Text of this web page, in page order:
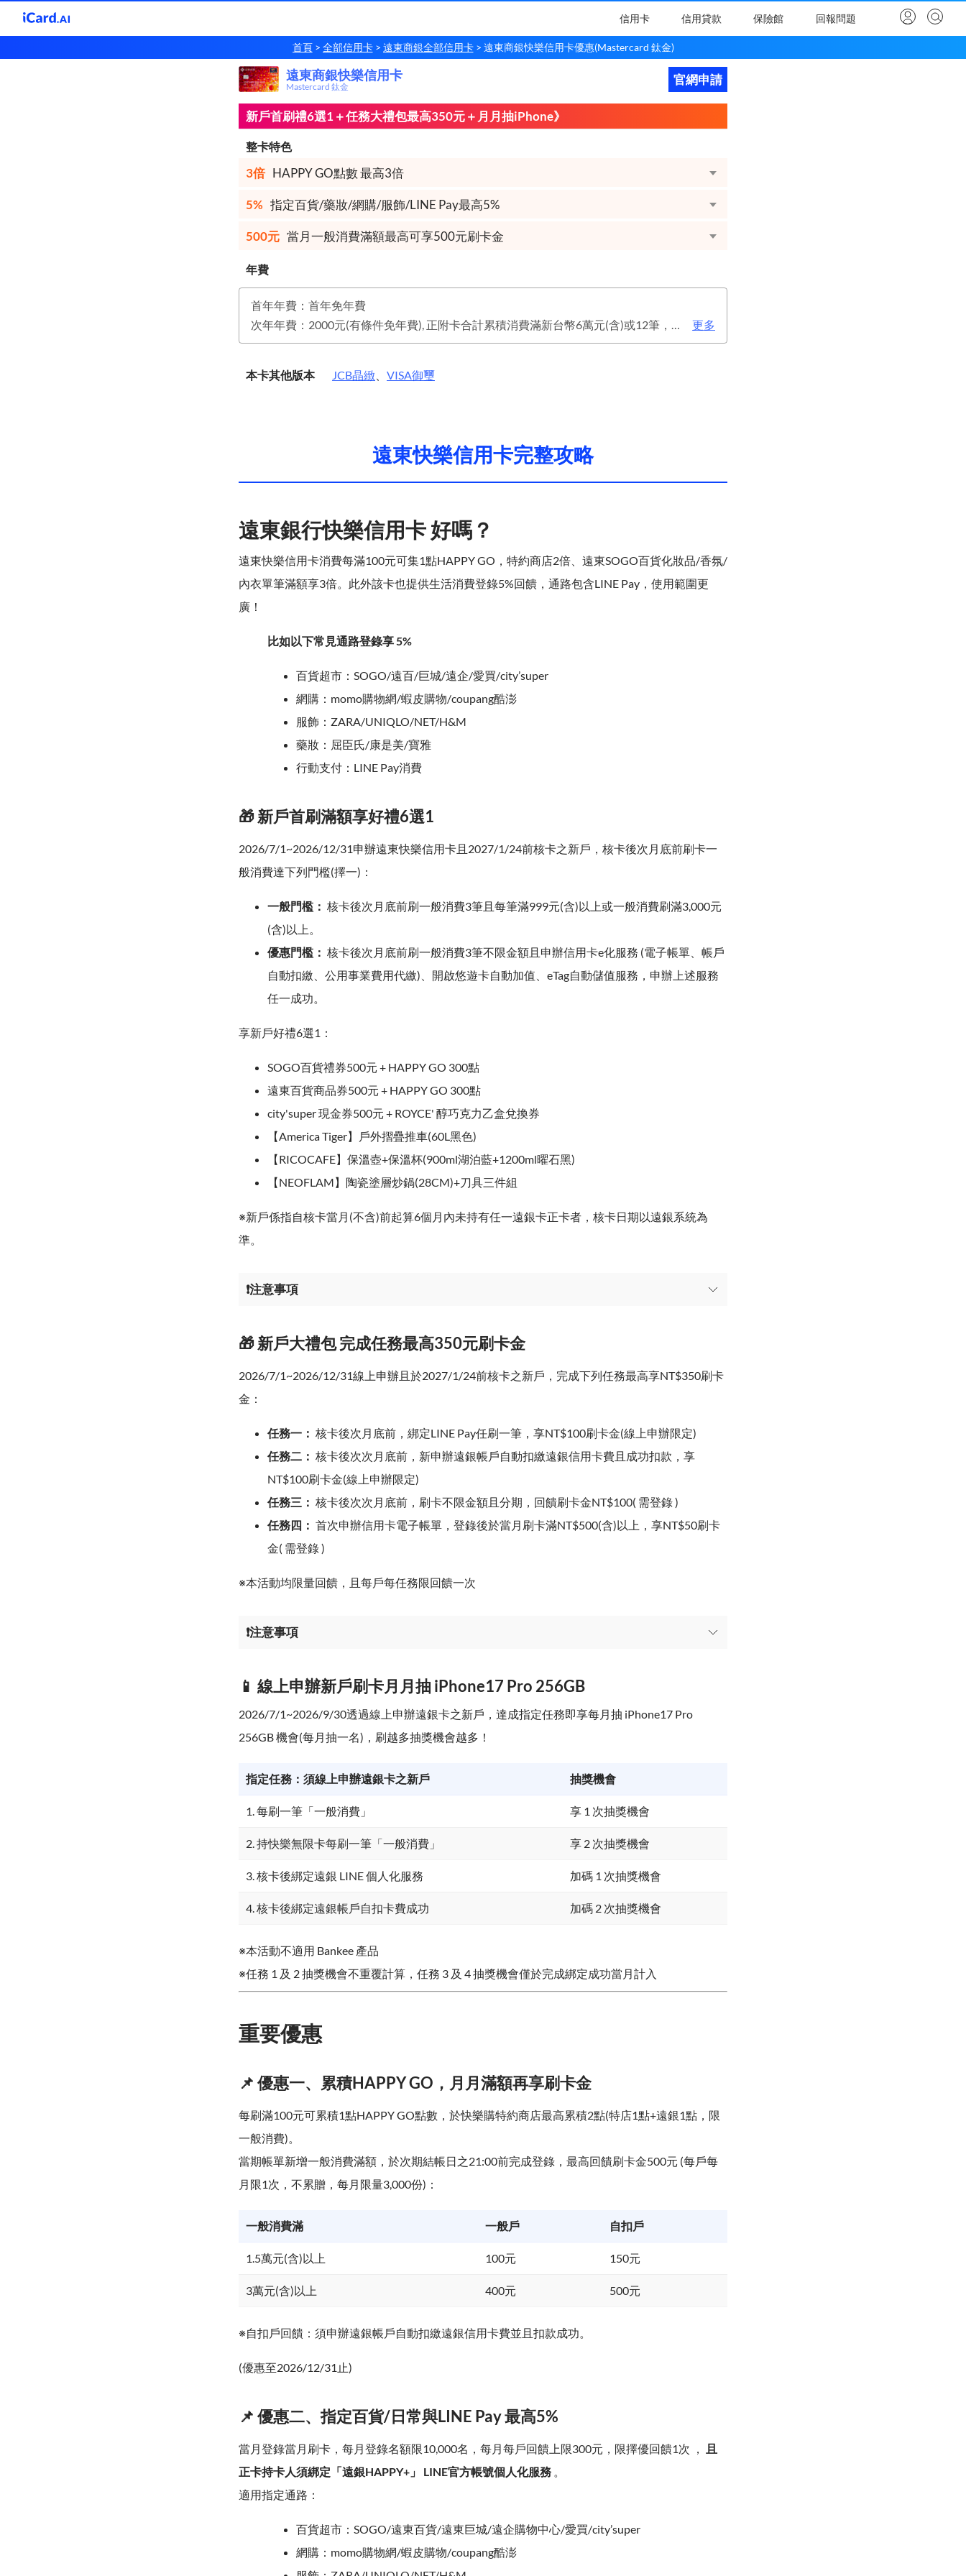
信用卡 信用貸款 保險館 回報問題
首頁 全部信用卡 遠東商銀全部信用卡 遠東商銀快樂信用卡優惠(Mastercard 鈦金)
遠東商銀快樂信用卡 立即申請
遠東商銀快樂信用卡
Mastercard 鈦金 官網申請
新戶首刷禮6選1＋任務大禮包最高350元＋月月抽iPhone》
整卡特色
3倍 HAPPY GO點數 最高3倍
5% 指定百貨/藥妝/網購/服飾/LINE Pay最高5%
500元 當月一般消費滿額最高可享500元刷卡金
年費
首年年費：首年免年費
次年年費：2000元(有條件免年費), 正附卡合計累積消費滿新台幣6萬元(含)或12筆，即享次年免年費。
更多
本卡其他版本 JCB晶緻 VISA御璽
遠東快樂信用卡完整攻略
遠東銀行快樂信用卡 好嗎？
遠東快樂信用卡消費每滿100元可集1點HAPPY GO，特約商店2倍、遠東SOGO百貨化妝品/香氛/
內衣單筆滿額享3倍。此外該卡也提供生活消費登錄5%回饋，通路包含LINE Pay，使用範圍更
廣！
比如以下常見通路登錄享 5%
百貨超市：SOGO/遠百/巨城/遠企/愛買/city’super
網購：momo購物網/蝦皮購物/coupang酷澎
服飾：ZARA/UNIQLO/NET/H&M
藥妝：屈臣氏/康是美/寶雅
行動支付：LINE Pay消費
🎁 新戶首刷滿額享好禮6選1
2026/7/1~2026/12/31申辦遠東快樂信用卡且2027/1/24前核卡之新戶，核卡後次月底前刷卡一
般消費達下列門檻(擇一)：
一般門檻： 核卡後次月底前刷一般消費3筆且每筆滿999元(含)以上或一般消費刷滿3,000元
(含)以上。
優惠門檻： 核卡後次月底前刷一般消費3筆不限金額且申辦信用卡e化服務 (電子帳單、帳戶
自動扣繳、公用事業費用代繳)、開啟悠遊卡自動加值、eTag自動儲值服務，申辦上述服務
任一成功。
享新戶好禮6選1：
SOGO百貨禮券500元 + HAPPY GO 300點
遠東百貨商品券500元 + HAPPY GO 300點
city'super 現金券500元 + ROYCE' 醇巧克力乙盒兌換券
【America Tiger】戶外摺疊推車(60L黑色)
【RICOCAFE】保溫壺+保溫杯(900ml湖泊藍+1200ml曜石黑)
【NEOFLAM】陶瓷塗層炒鍋(28CM)+刀具三件組
※新戶係指自核卡當月(不含)前起算6個月內未持有任一遠銀卡正卡者，核卡日期以遠銀系統為
準。
❗注意事項
🎁 新戶大禮包 完成任務最高350元刷卡金
2026/7/1~2026/12/31線上申辦且於2027/1/24前核卡之新戶，完成下列任務最高享NT$350刷卡
金：
任務一： 核卡後次月底前，綁定LINE Pay任刷一筆，享NT$100刷卡金(線上申辦限定)
任務二： 核卡後次次月底前，新申辦遠銀帳戶自動扣繳遠銀信用卡費且成功扣款，享
NT$100刷卡金(線上申辦限定)
任務三： 核卡後次次月底前，刷卡不限金額且分期，回饋刷卡金NT$100( 需登錄 )
任務四： 首次申辦信用卡電子帳單，登錄後於當月刷卡滿NT$500(含)以上，享NT$50刷卡
金( 需登錄 )
※本活動均限量回饋，且每戶每任務限回饋一次
❗注意事項
📱 線上申辦新戶刷卡月月抽 iPhone17 Pro 256GB
2026/7/1~2026/9/30透過線上申辦遠銀卡之新戶，達成指定任務即享每月抽 iPhone17 Pro
256GB 機會(每月抽一名)，刷越多抽獎機會越多！
指定任務：須線上申辦遠銀卡之新戶 抽獎機會
1. 每刷一筆「一般消費」 享 1 次抽獎機會
2. 持快樂無限卡每刷一筆「一般消費」 享 2 次抽獎機會
3. 核卡後綁定遠銀 LINE 個人化服務 加碼 1 次抽獎機會
4. 核卡後綁定遠銀帳戶自扣卡費成功 加碼 2 次抽獎機會
※本活動不適用 Bankee 產品
※任務 1 及 2 抽獎機會不重覆計算，任務 3 及 4 抽獎機會僅於完成綁定成功當月計入
重要優惠
📌 優惠一、累積HAPPY GO，月月滿額再享刷卡金
每刷滿100元可累積1點HAPPY GO點數，於快樂購特約商店最高累積2點(特店1點+遠銀1點，限
一般消費)。
當期帳單新增一般消費滿額，於次期結帳日之21:00前完成登錄，最高回饋刷卡金500元 (每戶每
月限1次，不累贈，每月限量3,000份)：
一般消費滿 一般戶 自扣戶
1.5萬元(含)以上 100元 150元
3萬元(含)以上 400元 500元
※自扣戶回饋：須申辦遠銀帳戶自動扣繳遠銀信用卡費並且扣款成功。
(優惠至2026/12/31止)
📌 優惠二、指定百貨/日常與LINE Pay 最高5%
當月登錄當月刷卡，每月登錄名額限10,000名，每月每戶回饋上限300元，限擇優回饋1次 ，
且
正卡持卡人須綁定「遠銀HAPPY+」 LINE官方帳號個人化服務 。
適用指定通路：
百貨超市：SOGO/遠東百貨/遠東巨城/遠企購物中心/愛買/city’super
網購：momo購物網/蝦皮購物/coupang酷澎